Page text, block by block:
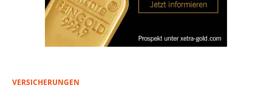
VERSICHERUNGEN